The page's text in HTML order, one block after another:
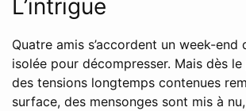
L’intrigue
Quatre amis s’accordent un week-end
isolée pour décompresser. Mais dès
des tensions longtemps contenues
surface, des mensonges sont mis à